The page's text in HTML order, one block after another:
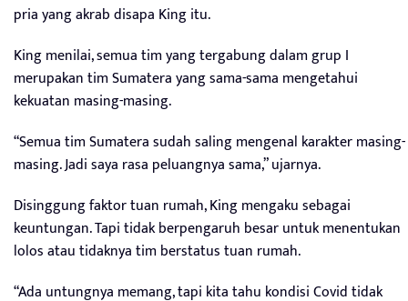
pria yang akrab disapa King itu.
King menilai, semua tim yang tergabung dalam grup I
merupakan tim Sumatera yang sama-sama mengetahui
kekuatan masing-masing.
“Semua tim Sumatera sudah saling mengenal karakter masing-
masing. Jadi saya rasa peluangnya sama,” ujarnya.
Disinggung faktor tuan rumah, King mengaku sebagai
keuntungan. Tapi tidak berpengaruh besar untuk menentukan
lolos atau tidaknya tim berstatus tuan rumah.
“Ada untungnya memang, tapi kita tahu kondisi Covid tidak